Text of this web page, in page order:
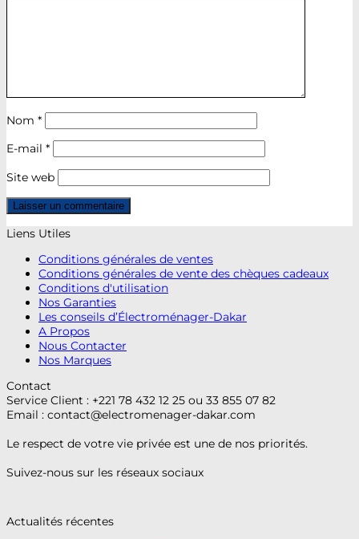
Nom *
E-mail *
Site web
Liens Utiles
Conditions générales de ventes
Conditions générales de vente des chèques cadeaux
Conditions d'utilisation
Nos Garanties
Les conseils d’Électroménager-Dakar
A Propos
Nous Contacter
Nos Marques
Contact
Service Client : +221 78 432 12 25 ou 33 855 07 82
Email : contact@electromenager-dakar.com
Le respect de votre vie privée est une de nos priorités.
Suivez-nous sur les réseaux sociaux
Actualités récentes